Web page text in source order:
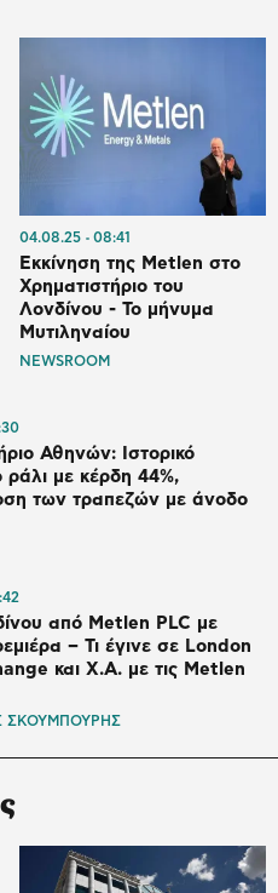
04.08.25 08:41
Εκκίνηση της Metlen στο
Χρηματιστήριο του
Λονδίνου - Το μήνυμα
Μυτιληναίου
NEWSROOM
Αθηνών: Ιστορικό
ράλι με κέρδη 44%,
των τραπεζών με άνοδο
από Metlen PLC με
– Τι έγινε σε London
και Χ.Α. με τις Metlen
ΣΚΟΥΜΠΟΥΡΗΣ